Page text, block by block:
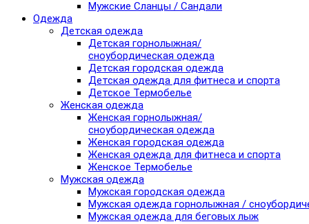
Мужские Сланцы / Сандали
Одежда
Детская одежда
Детская горнолыжная/
сноубордическая одежда
Детская городская одежда
Детская одежда для фитнеса и спорта
Детское Термобелье
Женская одежда
Женская горнолыжная/
сноубордическая одежда
Женская городская одежда
Женская одежда для фитнеса и спорта
Женское Термобелье
Мужская одежда
Мужская городская одежда
Мужская одежда горнолыжная /
Мужская одежда для беговых лыж